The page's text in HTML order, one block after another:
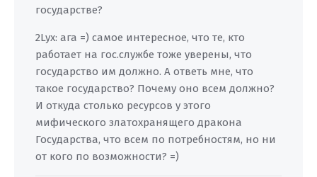
государстве?
2Lyx: ага =) самое интересное, что те, кто
работает на гос.службе тоже уверены, что
государство им должно. А ответь мне, что
такое государство? Почему оно всем должно?
И откуда столько ресурсов у этого
мифического златохранящего дракона
Государства, что всем по потребностям, но ни
от кого по возможности? =)